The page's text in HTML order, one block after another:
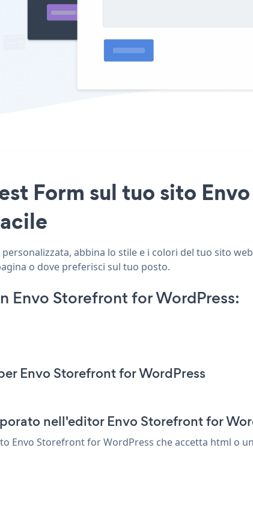
Form sul tuo sito
abbina lo stile e i colori del tuo sito
o dove preferisci sul tuo posto.
Envo Storefront for WordPress:
Envo Storefront for WordPress
nell'editor Envo Storefront for
Envo Storefront for WordPress che accetta html o